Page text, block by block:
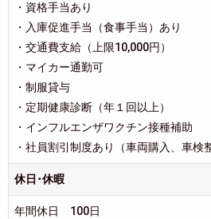
・資格手当あり
・入庫促進手当（食事手当）あり
・交通費支給（上限10,000円）
・マイカー通勤可
・制服貸与
・定期健康診断（年１回以上）
・インフルエンザワクチン接種補助
・社員割引制度あり（車両購入、車検
休日･休暇
年間休日 100日